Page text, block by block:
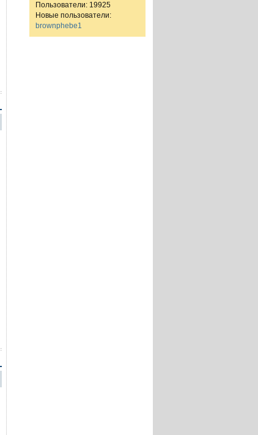
Пользователи: 19925
Новые пользователи:
brownphebe1